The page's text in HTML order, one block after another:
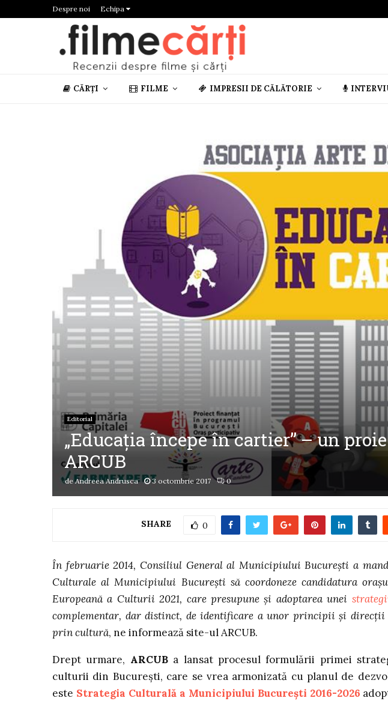
Despre noi Echipa
CĂRȚI FILME IMPRESII DE CĂLĂTORIE
Editorial
„Educația începe în cartier” – un
ARCUB
deAndreea Andrusca 3 octombrie 2017 0
SHARE 0
În februarie 2014, Consiliul General al Municipiului Bucureşti a
Culturale al Municipiului Bucureşti să coordoneze candidatura
Europeană a Culturii 2021, care presupune și adoptarea unei
complementar, dar distinct, de identificare a unor principii și direcții
prin cultură, ne informează site-ul ARCUB.
Drept urmare, ARCUBa lansat procesul formulării primei
culturii din București, care se vrea armonizată cu planul de
este Strategia Culturală a Municipiului București 2016-2026